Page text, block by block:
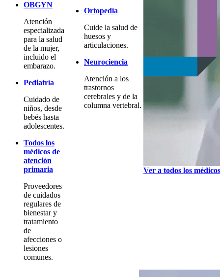
OBGYN
Atención
especializada
para la salud
de la mujer,
incluido el
embarazo.
Pediatría
Cuidado de
niños, desde
bebés hasta
adolescentes.
Todos los
médicos de
atención
primaria
Proveedores
de cuidados
regulares de
bienestar y
tratamiento
de
afecciones o
lesiones
comunes.
Ortopedía
Cuide la salud de
huesos y
articulaciones.
Neurociencia
Atención a los
trastornos
cerebrales y de la
columna vertebral.
Ver a todos los médicos